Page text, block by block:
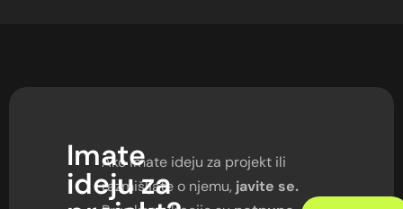
Imate
idejuza
Ako imate ideju za projekt ili
razmišljate o njemu, javite se.